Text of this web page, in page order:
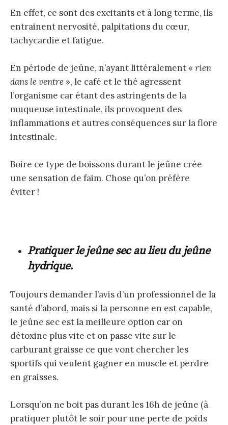
En effet, ce sont des excitants et à long terme, ils
entrainent nervosité, palpitations du cœur,
tachycardie et fatigue.
En période de jeûne, n’ayant littéralement « rien
dans le ventre », le café et le thé agressent
l’organisme car étant des astringents de la
muqueuse intestinale, ils provoquent des
inflammations et autres conséquences sur la flore
intestinale.
Boire ce type de boissons durant le jeûne crée
une sensation de faim. Chose qu’on préfère
éviter !
Pratiquer le jeûne sec au lieu du jeûne
hydrique.
Toujours demander l’avis d’un professionnel de la
santé d’abord, mais si la personne en est capable,
le jeûne sec est la meilleure option car on
détoxine plus vite et on passe vite sur le
carburant graisse ce que vont chercher les
sportifs qui veulent gagner en muscle et perdre
en graisses.
Lorsqu’on ne boit pas durant les 16h de jeûne (à
pratiquer plutôt le soir pour une perte de poids